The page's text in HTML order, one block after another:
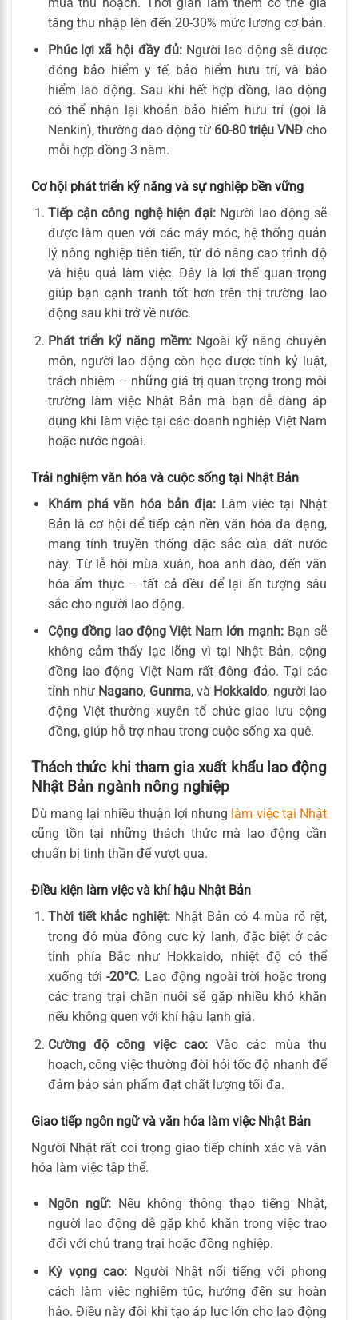
tăng thu nhập lên đến 20-30% mức lương cơ bản.
Phúc lợi xã hội đầy đủ:Người lao động sẽ được
đóng bảo hiểm y tế, bảo hiểm hưu trí, và bảo
hiểm lao động. Sau khi hết hợp đồng, lao động
có thể nhận lại khoản bảo hiểm hưu trí (gọi là
Nenkin), thường dao động từ 60-80 triệu VNĐ cho
mỗi hợp đồng 3 năm.
Cơ hội phát triển kỹ năng và sự nghiệp bền vững
Tiếp cận công nghệ hiện đại: Người lao động sẽ
được làm quen với các máy móc, hệ thống quản
lý nông nghiệp tiên tiến, từ đó nâng cao trình độ
và hiệu quả làm việc. Đây là lợi thế quan trọng
giúp bạn cạnh tranh tốt hơn trên thị trường lao
động sau khi trở về nước.
Phát triển kỹ năng mềm:Ngoài kỹ năng chuyên
môn, người lao động còn học được tính kỷ luật,
trách nhiệm – những giá trị quan trọng trong môi
trường làm việc Nhật Bản mà bạn dễ dàng áp
dụng khi làm việc tại các doanh nghiệp Việt Nam
hoặc nước ngoài.
Trải nghiệm văn hóa và cuộc sống tại Nhật Bản
Khám phá văn hóa bản địa:Làm việc tại Nhật
Bản là cơ hội để tiếp cận nền văn hóa đa dạng,
mang tính truyền thống đặc sắc của đất nước
này. Từ lễ hội mùa xuân, hoa anh đào, đến văn
hóa ẩm thực – tất cả đều để lại ấn tượng sâu
sắc cho người lao động.
Cộng đồng lao động Việt Nam lớn mạnh: Bạn sẽ
không cảm thấy lạc lõng vì tại Nhật Bản, cộng
đồng lao động Việt Nam rất đông đảo. Tại các
tỉnh như Nagano, Gunma, và Hokkaido, người lao
động Việt thường xuyên tổ chức giao lưu cộng
đồng, giúp hỗ trợ nhau trong cuộc sống xa quê.
Thách thức khi tham gia xuất khẩu lao động
Nhật Bản ngành nông nghiệp
Dù mang lại nhiều thuận lợi nhưng làm việc tại Nhật
cũng tồn tại những thách thức mà lao động cần
chuẩn bị tinh thần để vượt qua.
Điều kiện làm việc và khí hậu Nhật Bản
Thời tiết khắc nghiệt: Nhật Bản có 4 mùa rõ rệt,
trong đó mùa đông cực kỳ lạnh, đặc biệt ở các
tỉnh phía Bắc như Hokkaido, nhiệt độ có thể
xuống tới-20°C. Lao động ngoài trời hoặc trong
các trang trại chăn nuôi sẽ gặp nhiều khó khăn
nếu không quen với khí hậu lạnh giá.
Cường độ công việc cao:Vào các mùa thu
hoạch, công việc thường đòi hỏi tốc độ nhanh để
đảm bảo sản phẩm đạt chất lượng tối đa.
Giao tiếp ngôn ngữ và văn hóa làm việc Nhật Bản
Người Nhật rất coi trọng giao tiếp chính xác và văn
hóa làm việc tập thể.
Ngôn ngữ:Nếu không thông thạo tiếng Nhật,
người lao động dễ gặp khó khăn trong việc trao
đổi với chủ trang trại hoặc đồng nghiệp.
Kỳ vọng cao: Người Nhật nổi tiếng với phong
cách làm việc nghiêm túc, hướng đến sự hoàn
hảo. Điều này đôi khi tạo áp lực lớn cho lao động